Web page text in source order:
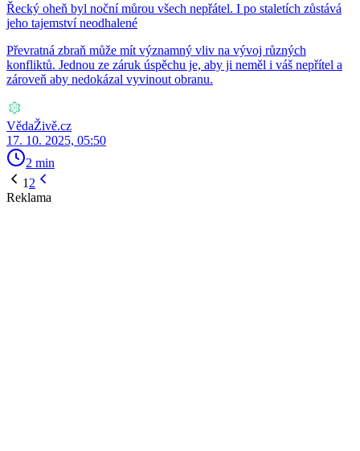
Řecký oheň byl noční můrou všech nepřátel. I po staletích zůstává
jeho tajemství neodhalené
Převratná zbraň může mít významný vliv na vývoj různých
konfliktů. Jednou ze záruk úspěchu je, aby ji neměl i váš nepřítel a
zároveň aby nedokázal vyvinout obranu.
VědaŽivě.cz
17. 10. 2025, 05:50
2 min
1 2
Reklama